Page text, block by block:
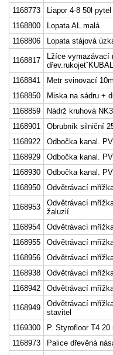
1168773
Liapor 4-8 50l pytel
1168800
Lopata AL malá
1168806
Lopata stájová
1168817
Lžíce vymazávací
1168841
Metr svinovací
1168850
Miska na sádru +
1168859
Nádrž kruhová
1168901
Obrubník silniční
1168922
Odbočka kanal.
1168929
Odbočka kanal.
1168930
Odbočka kanal.
1168950
Odvětrávací
1168953
Odvětrávací
žaluzií
1168954
Odvětrávací
1168955
Odvětrávací
1168956
Odvětrávací
1168938
Odvětrávací
1168942
Odvětrávací
1168949
Odvětrávací
stavitel
1169300
P. Styrofloor T4
1168973
Palice dřevěná